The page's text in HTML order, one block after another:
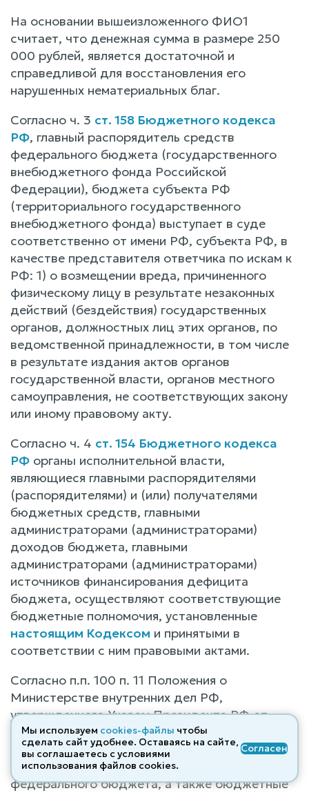
На основании вышеизложенного ФИО1
считает, что денежная сумма в размере 250
000 рублей, является достаточной и
справедливой для восстановления его
нарушенных нематериальных благ.
Согласно ч. 3 ст. 158 Бюджетного кодекса
РФ, главный распорядитель средств
федерального бюджета (государственного
внебюджетного фонда Российской
Федерации), бюджета субъекта РФ
(территориального государственного
внебюджетного фонда) выступает в суде
соответственно от имени РФ, субъекта РФ, в
качестве представителя ответчика по искам к
РФ: 1) о возмещении вреда, причиненного
физическому лицу в результате незаконных
действий (бездействия) государственных
органов, должностных лиц этих органов, по
ведомственной принадлежности, в том числе
в результате издания актов органов
государственной власти, органов местного
самоуправления, не соответствующих закону
или иному правовому акту.
Согласно ч. 4 ст. 154 Бюджетного кодекса
РФ органы исполнительной власти,
являющиеся главными распорядителями
(распорядителями) и (или) получателями
бюджетных средств, главными
администраторами (администраторами)
доходов бюджета, главными
администраторами (администраторами)
источников финансирования дефицита
бюджета, осуществляют соответствующие
бюджетные полномочия, установленные
настоящим Кодексом и принятыми в
соответствии с ним правовыми актами.
Согласно п.п. 100 п. 11 Положения о
Министерстве внутренних дел РФ,
утвержденного Указом Президента РФ от
21.12.2016 г. № 699 предусмотрено, что МВД
РФ осуществляет функции главного
распорядителя и получателя средств
федерального бюджета, а также бюджетные
Мы используем cookies-файлы чтобы
сделать сайт удобнее. Оставаясь на сайте,
вы соглашаетесь с условиями
использования файлов cооkies.
Согласен